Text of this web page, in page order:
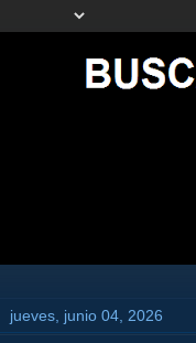
jueves, junio 04, 2026